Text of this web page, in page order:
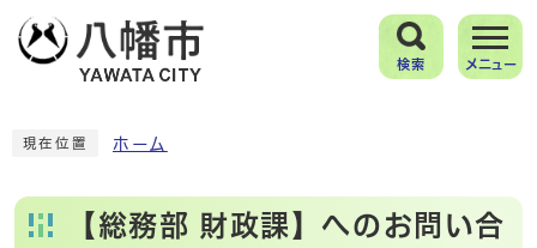
検索 メニュー
現在位置 ホーム
【総務部 財政課】へのお問い合